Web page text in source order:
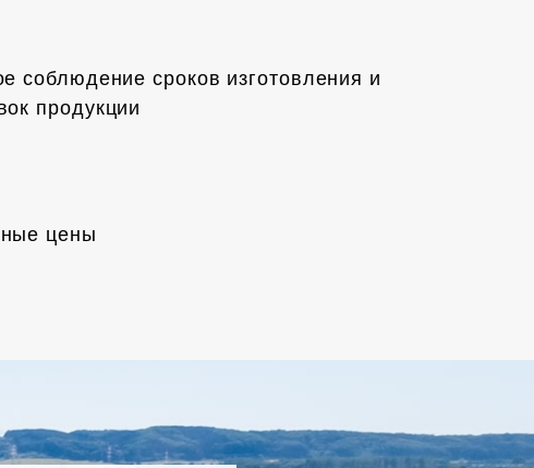
соблюдение сроков изготовления и
продукции
цены